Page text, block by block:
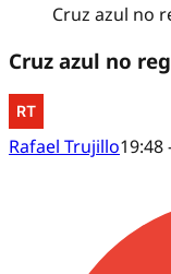
Cruz azul no
Cruz azul no
Rafael Trujillo19:48